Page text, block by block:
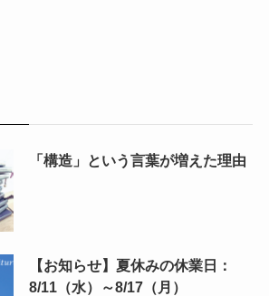
「構造」という言葉が増えた理由
【お知らせ】夏休みの休業日：
8/11（水）～8/17（月）